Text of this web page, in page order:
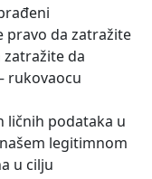
pravo da zatražite
da
rukovaocu
ličnih podataka u
legitimnom
u cilju